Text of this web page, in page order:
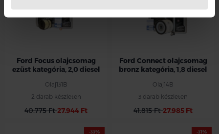
Ford Focus olajcsomag
ezüst kategória, 2,0 diesel
Olaj131B
2 darab készleten
40.775 Ft27.944 Ft
Ford Connect olajcsomag
bronz kategória, 1,8 diesel
Olaj14B
3 darab készleten
41.815 Ft27.985 Ft
-33% -31%